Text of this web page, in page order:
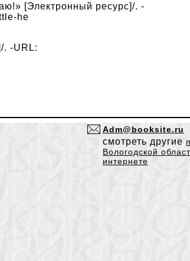
[Электронный ресурс]/. -
he
. -URL:
Adm@booksite.ru
смотреть другие
Вологодской
интернете